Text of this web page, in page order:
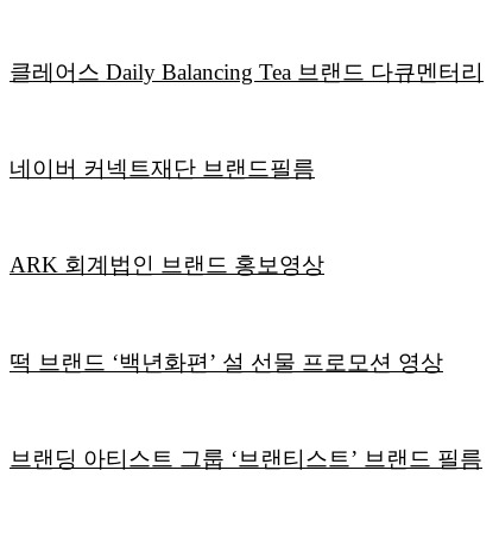
클레어스 Daily Balancing Tea 브랜드 다큐멘터리
네이버 커넥트재단 브랜드필름
ARK 회계법인 브랜드 홍보영상
떡 브랜드 ‘백년화편’ 설 선물 프로모션 영상
브랜딩 아티스트 그룹 ‘브랜티스트’ 브랜드 필름